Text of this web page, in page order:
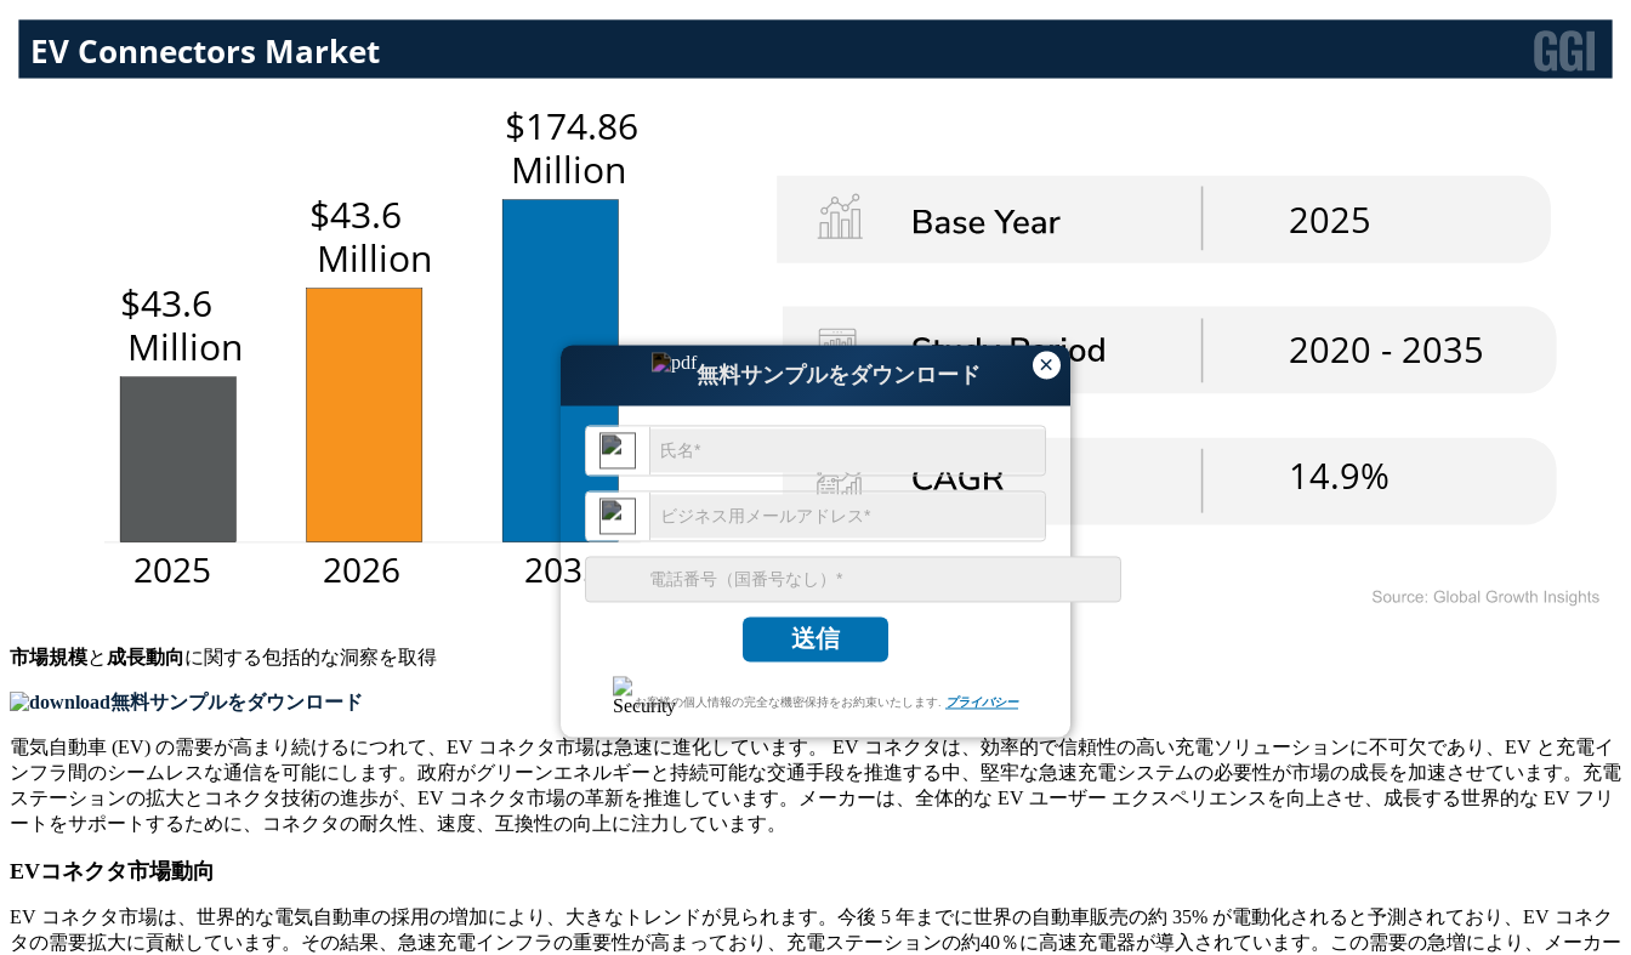
×
無料サンプルをダウンロード
送信
お客様の個人情報の完全な機密保持をお約束いたします. プライバシー
市場規模と 成長動向に関する包括的な洞察を取得
無料サンプルをダウンロード
電気自動車 (EV) の需要が高まり続けるにつれて、EV コネクタ市場は急速に進化しています。 EV コネクタは、効率的で信頼性の高い充電ソリューションに不可欠であり、EV と充電イ
ンフラ間のシームレスな通信を可能にします。政府がグリーンエネルギーと持続可能な交通手段を推進する中、堅牢な急速充電システムの必要性が市場の成長を加速させています。充電
ステーションの拡大とコネクタ技術の進歩が、EV コネクタ市場の革新を推進しています。メーカーは、全体的な EV ユーザー エクスペリエンスを向上させ、成長する世界的な EV フリ
ートをサポートするために、コネクタの耐久性、速度、互換性の向上に注力しています。
EVコネクタ市場動向
EV コネクタ市場は、世界的な電気自動車の採用の増加により、大きなトレンドが見られます。今後 5 年までに世界の自動車販売の約 35% が電動化されると予測されており、EV コネク
タの需要拡大に貢献しています。その結果、急速充電インフラの重要性が高まっており、充電ステーションの約40％に高速充電器が導入されています。この需要の急増により、メーカー